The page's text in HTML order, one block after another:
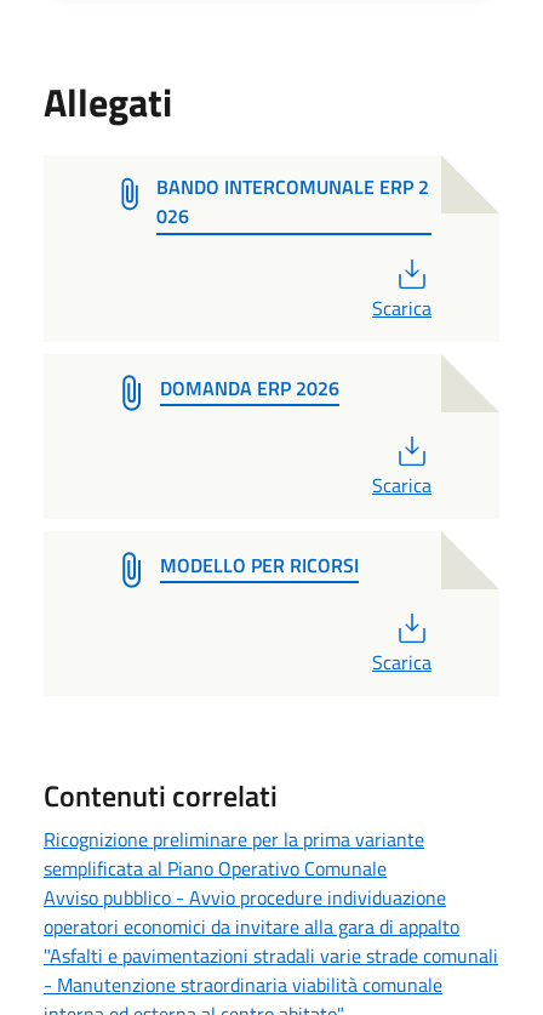
Allegati
BANDO INTERCOMUNALE ERP 2
026
Scarica
DOMANDA ERP 2026
Scarica
MODELLO PER RICORSI
Scarica
Contenuti correlati
Ricognizione preliminare per la prima variante
semplificata al Piano Operativo Comunale
Avviso pubblico - Avvio procedure individuazione
operatori economici da invitare alla gara di appalto
"Asfalti e pavimentazioni stradali varie strade comunali
- Manutenzione straordinaria viabilità comunale